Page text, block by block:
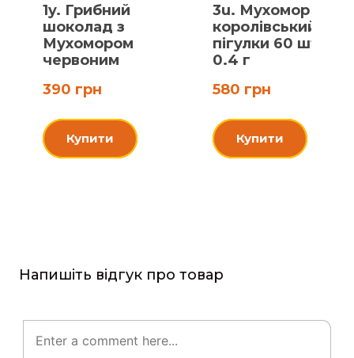
1y. Грибний
шоколад з
Мухомором
червоним
390 грн
Купити
3u. Мухомор
королівський,
пігулки 60 шт по
0.4 г
580 грн
Купити
Напишіть відгук про товар